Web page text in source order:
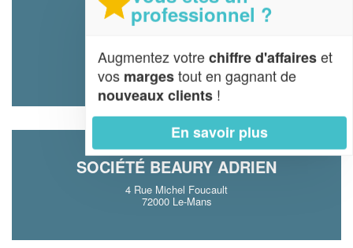
SOCIÉTÉ COLAS EDDY
10 Rue Du Docteur Leroy
72000 Le-Mans
SOCIÉTÉ BEAURY ADRIEN
4 Rue Michel Foucault
72000 Le-Mans
professionnel ?
Augmentez votrechiffre d'affaireset
vos margestout en gagnant de
nouveaux clients !
En savoir plus